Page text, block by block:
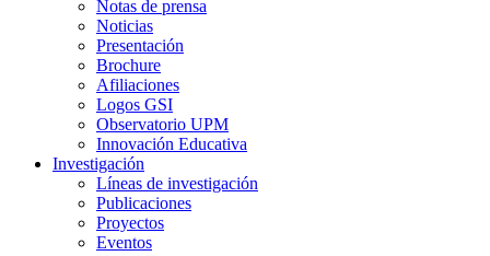
Notas de prensa
Noticias
Presentación
Brochure
Afiliaciones
Logos GSI
Observatorio UPM
Innovación Educativa
Investigación
Líneas de investigación
Publicaciones
Proyectos
Eventos